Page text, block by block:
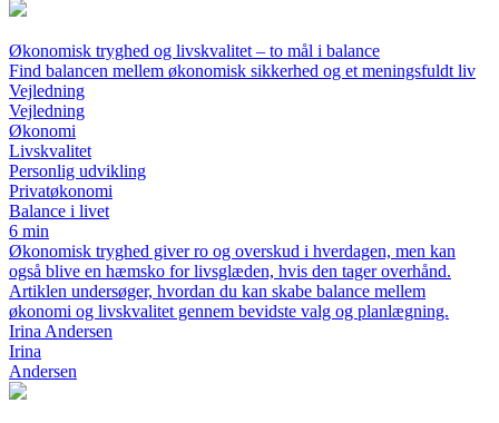
Økonomisk tryghed og livskvalitet – to mål i balance
Find balancen mellem økonomisk sikkerhed og et meningsfuldt liv
Vejledning
Vejledning
Økonomi
Livskvalitet
Personlig udvikling
Privatøkonomi
Balance i livet
6 min
Økonomisk tryghed giver ro og overskud i hverdagen, men kan
også blive en hæmsko for livsglæden, hvis den tager overhånd.
Artiklen undersøger, hvordan du kan skabe balance mellem
økonomi og livskvalitet gennem bevidste valg og planlægning.
Irina Andersen
Irina
Andersen